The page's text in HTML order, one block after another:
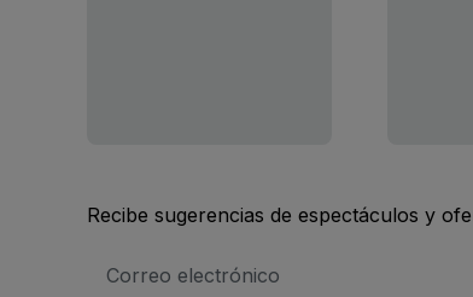
Recibe sugerencias de espectáculos y
de